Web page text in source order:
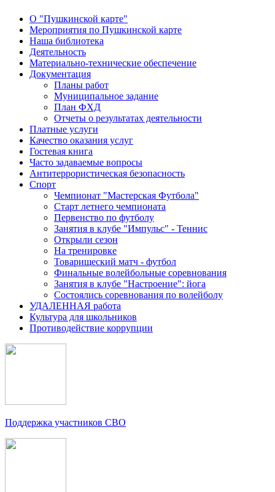
О "Пушкинской карте"
Мероприятия по Пушкинской карте
Наша библиотека
Деятельность
Материально-технические обеспечение
Документация
Планы работ
Муниципальное задание
План ФХД
Отчеты о результатах деятельности
Платные услуги
Качество оказания услуг
Гостевая книга
Часто задаваемые вопросы
Антитеррористическая безопасность
Спорт
Чемпионат "Мастерская Футбола"
Старт летнего чемпионата
Первенство по футболу
Занятия в клубе "Импульс" - Теннис
Открыли сезон
На тренировке
Товарищеский матч - футбол
Финальные волейбольные соревнования
Занятия в клубе "Настроение": йога
Состоялись соревнования по волейболу
УДАЛЕННАЯ работа
Культура для школьников
Противодействие коррупции
Поддержка участников СВО